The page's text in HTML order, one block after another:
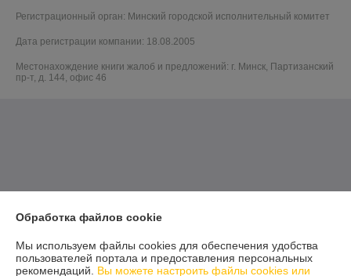
Регистрационный орган: Минский городской исполнительный комитет
Дата регистрации компании: 18.08.2005
Местонахождение книги жалоб и предложений: г. Минск, Партизанский
пр-т, д. 144, офис 46
Обработка файлов cookie
Мы используем файлы cookies для обеспечения удобства
пользователей портала и предоставления персональных
рекомендаций. Вы можете настроить файлы cookies или